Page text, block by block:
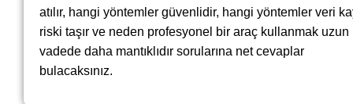
atılır, hangi yöntemler güvenlidir, hangi yöntemler veri
riski taşır ve neden profesyonel bir araç kullanmak uzun
vadede daha mantıklıdır sorularına net cevaplar
bulacaksınız.